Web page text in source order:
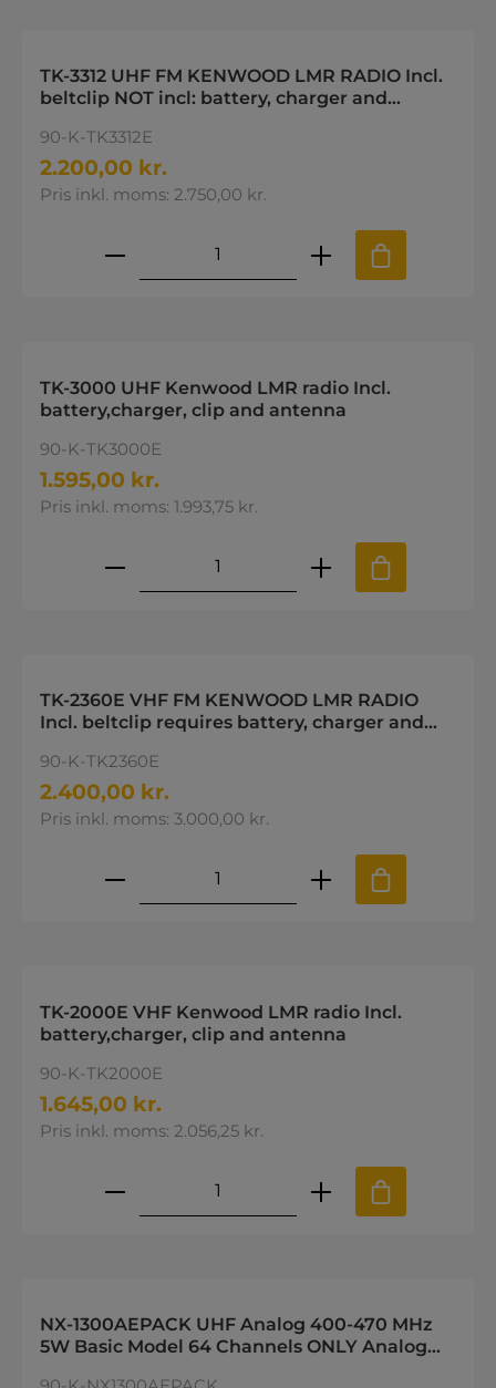
TK-3312 UHF FM KENWOOD LMR RADIO Incl.
beltclip NOT incl: battery, charger and
90-K-TK3312E
2.200,00 kr.
Pris inkl. moms: 2.750,00 kr.
Produktmængde: Indtast den
TK-3000 UHF Kenwood LMR radio Incl.
battery,charger, clip and antenna
90-K-TK3000E
1.595,00 kr.
Pris inkl. moms: 1.993,75 kr.
Produktmængde: Indtast den
TK-2360E VHF FM KENWOOD LMR RADIO
Incl. beltclip requires battery, charger and
90-K-TK2360E
2.400,00 kr.
Pris inkl. moms: 3.000,00 kr.
Produktmængde: Indtast den
TK-2000E VHF Kenwood LMR radio Incl.
battery,charger, clip and antenna
90-K-TK2000E
1.645,00 kr.
Pris inkl. moms: 2.056,25 kr.
Produktmængde: Indtast den
NX-1300AEPACK UHF Analog 400-470 MHz
5W Basic Model 64 Channels ONLY Analog